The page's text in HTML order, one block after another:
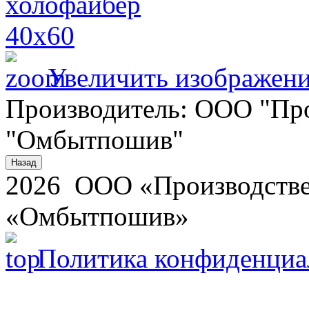
Увеличить
Производитель: ООО
"Омбытпошив"
2026 ООО
«Омбытпошив»
Политика